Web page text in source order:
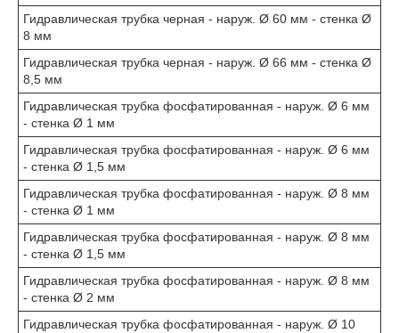
Гидравлическая трубка черная - наруж. Ø 60 мм - стенка Ø
8 мм
Гидравлическая трубка черная - наруж. Ø 66 мм - стенка Ø
8,5 мм
Гидравлическая трубка фосфатированная - наруж. Ø 6 мм
- стенка Ø 1 мм
Гидравлическая трубка фосфатированная - наруж. Ø 6 мм
- стенка Ø 1,5 мм
Гидравлическая трубка фосфатированная - наруж. Ø 8 мм
- стенка Ø 1 мм
Гидравлическая трубка фосфатированная - наруж. Ø 8 мм
- стенка Ø 1,5 мм
Гидравлическая трубка фосфатированная - наруж. Ø 8 мм
- стенка Ø 2 мм
Гидравлическая трубка фосфатированная - наруж. Ø 10